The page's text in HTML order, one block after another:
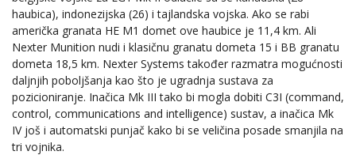
haubica), indonezijska (26) i tajlandska vojska. Ako se rabi
američka granata HE M1 domet ove haubice je 11,4 km. Ali
Nexter Munition nudi i klasičnu granatu dometa 15 i BB granatu
dometa 18,5 km. Nexter Systems također razmatra mogućnosti
daljnjih poboljšanja kao što je ugradnja sustava za
pozicioniranje. Inačica Mk III tako bi mogla dobiti C3I (command,
control, communications and intelligence) sustav, a inačica Mk
IV još i automatski punjač kako bi se veličina posade smanjila na
tri vojnika.